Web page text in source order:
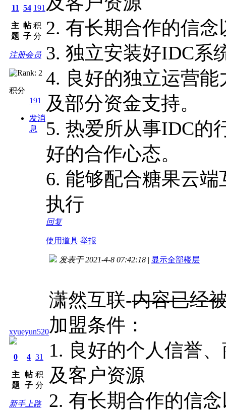
11
主
题
54
帖
子
191
积
分
注册会员
积分
191
发消
息
2. 有长期合作的信
3. 独立安装好IDC系
4. 良好的独立运营
及部分资金支持。
5. 热爱所从事IDC的
好的合作心态。
6. 能够配合糖果云
执行
回复
使用道具 举报
xyueyun520
0
主
题
4
帖
子
31
积
分
新手上路
发表于 2021-4-8 07:42:18 | 显示全部楼层
潇然互联-内容已经
加盟条件：
1. 良好的个人信誉
及客户资源
2. 有长期合作的信